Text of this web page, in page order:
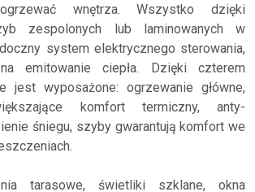
wnętrza. Wszystko dzięki
zespolonych lub laminowanych w
system elektrycznego sterowania,
emitowanie ciepła. Dzięki czterem
jest wyposażone: ogrzewanie główne,
komfort termiczny, anty-
śniegu, szyby gwarantują komfort we
tarasowe, świetliki szklane, okna